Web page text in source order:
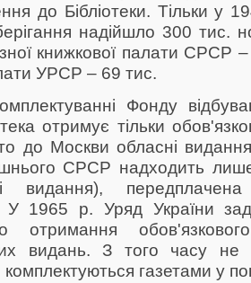
до Бібліотеки. Тільки у
надійшло 300 тис.
книжкової палати СРСР –
УРСР – 69 тис.
Фонду
отримує тільки
до Москви обласні
СРСР надходить
видання),
У 1965 р. Уряд України
отримання
видань. З того часу не
газетами у